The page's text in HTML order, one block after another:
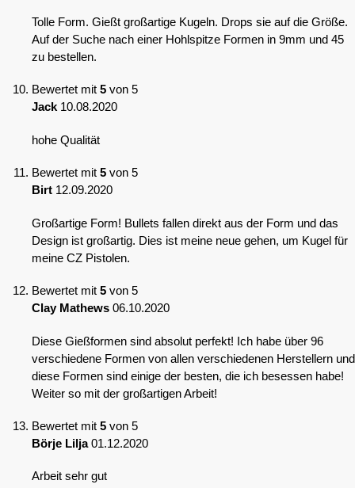
Tolle Form. Gießt großartige Kugeln. Drops sie auf die Größe.
Auf der Suche nach einer Hohlspitze Formen in 9mm und 45
zu bestellen.
Bewertet mit 5 von 5
Jack 10.08.2020
hohe Qualität
Bewertet mit 5 von 5
Birt 12.09.2020
Großartige Form! Bullets fallen direkt aus der Form und das
Design ist großartig. Dies ist meine neue gehen, um Kugel für
meine CZ Pistolen.
Bewertet mit 5 von 5
Clay Mathews 06.10.2020
Diese Gießformen sind absolut perfekt! Ich habe über 96
verschiedene Formen von allen verschiedenen Herstellern und
diese Formen sind einige der besten, die ich besessen habe!
Weiter so mit der großartigen Arbeit!
Bewertet mit 5 von 5
Börje Lilja01.12.2020
Arbeit sehr gut